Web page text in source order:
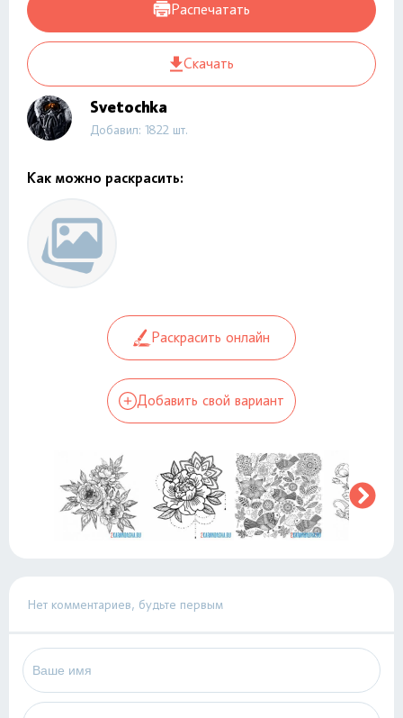
Распечатать
Скачать
Svetochka
Добавил: 1822 шт.
Как можно раскрасить:
Раскрасить онлайн
Добавить свой вариант
Нет комментариев, будьте первым